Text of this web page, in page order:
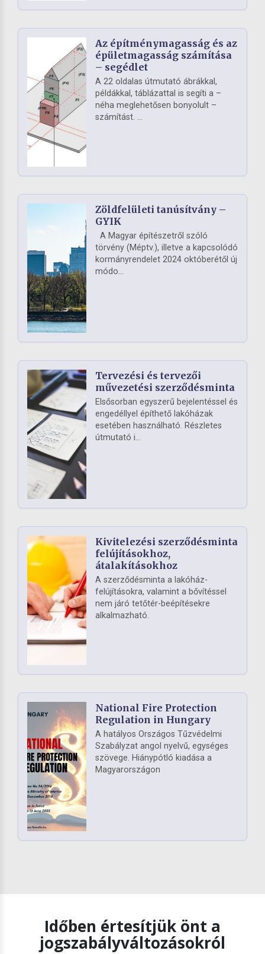
Az építménymagasság és az
épületmagasság számítása
– segédlet
A 22 oldalas útmutató ábrákkal,
példákkal, táblázattal is segíti a –
néha meglehetősen bonyolult –
számítást. ...
Zöldfelületi tanúsítvány –
GYIK
A Magyar építészetről szóló
törvény (Méptv.), illetve a kapcsolódó
kormányrendelet 2024 októberétől új
módo...
Tervezési és tervezői
művezetési szerződésminta
Elsősorban egyszerű bejelentéssel és
engedéllyel építhető lakóházak
esetében használható. Részletes
útmutató i...
Kivitelezési szerződésminta
felújításokhoz,
átalakításokhoz
A szerződésminta a lakóház-
felújításokra, valamint a bővítéssel
nem járó tetőtér-beépítésekre
alkalmazható.
National Fire Protection
Regulation in Hungary
A hatályos Országos Tűzvédelmi
Szabályzat angol nyelvű, egységes
szövege. Hiánypótló kiadása a
Magyarországon
Időben értesítjük önt a
jogszabályváltozásokról